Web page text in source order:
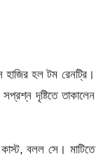
হাজির হল টম রেনট্রি।
দৃষ্টিতে তাকালেন
বলল সে। মাটিতে